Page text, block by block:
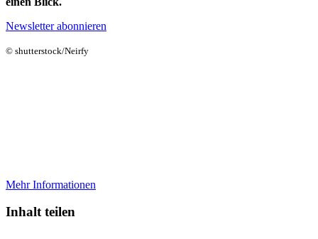
Newsletter abonnieren
© shutterstock/Neirfy
Mehr Informationen
Inhalt teilen